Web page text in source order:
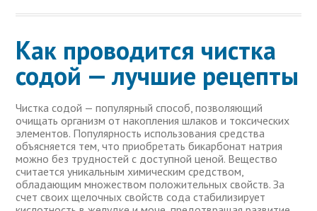
Как проводится чистка
содой — лучшие рецепты
Чистка содой — популярный способ, позволяющий
очищать организм от накопления шлаков и токсических
элементов. Популярность использования средства
объясняется тем, что приобретать бикарбонат натрия
можно без трудностей с доступной ценой. Вещество
считается уникальным химическим средством,
обладающим множеством положительных свойств. За
счет своих щелочных свойств сода стабилизирует